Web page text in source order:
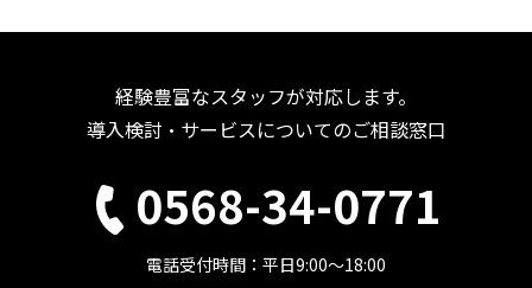
経験豊富なスタッフが対応します。
導入検討・サービスについてのご相談窓口
0568-34-0771
電話受付時間：平日9:00〜18:00